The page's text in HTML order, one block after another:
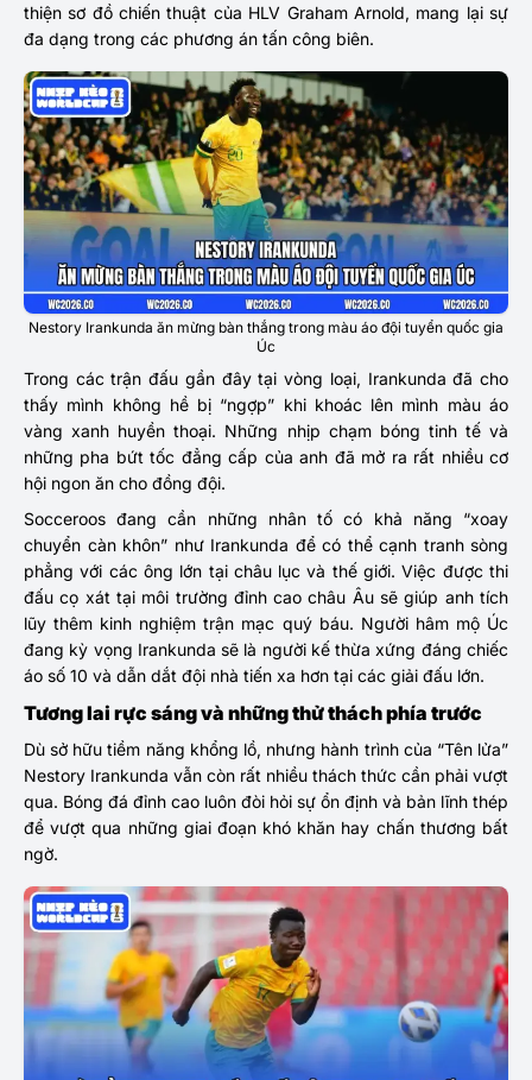
thiện sơ đồ chiến thuật của HLV Graham Arnold, mang lại sự
đa dạng trong các phương án tấn công biên.
Nestory Irankunda ăn mừng bàn thắng trong màu áo đội tuyển quốc gia
Úc
Trong các trận đấu gần đây tại vòng loại, Irankunda đã cho
thấy mình không hề bị “ngợp” khi khoác lên mình màu áo
vàng xanh huyền thoại. Những nhịp chạm bóng tinh tế và
những pha bứt tốc đẳng cấp của anh đã mở ra rất nhiều cơ
hội ngon ăn cho đồng đội.
Socceroos đang cần những nhân tố có khả năng “xoay
chuyển càn khôn” như Irankunda để có thể cạnh tranh sòng
phẳng với các ông lớn tại châu lục và thế giới. Việc được thi
đấu cọ xát tại môi trường đỉnh cao châu Âu sẽ giúp anh tích
lũy thêm kinh nghiệm trận mạc quý báu. Người hâm mộ Úc
đang kỳ vọng Irankunda sẽ là người kế thừa xứng đáng chiếc
áo số 10 và dẫn dắt đội nhà tiến xa hơn tại các giải đấu lớn.
Tương lai rực sáng và những thử thách phía trước
Dù sở hữu tiềm năng khổng lồ, nhưng hành trình của “Tên lửa”
Nestory Irankunda vẫn còn rất nhiều thách thức cần phải vượt
qua. Bóng đá đỉnh cao luôn đòi hỏi sự ổn định và bản lĩnh thép
để vượt qua những giai đoạn khó khăn hay chấn thương bất
ngờ.